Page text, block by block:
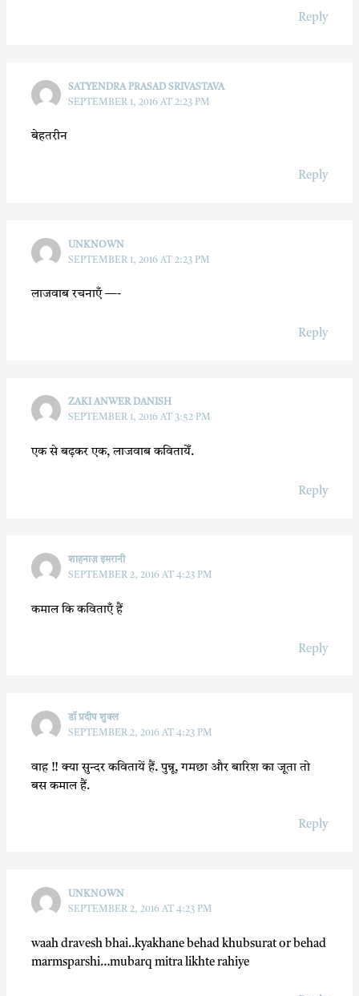
Reply
SATYENDRA PRASAD SRIVASTAVA
SEPTEMBER 1, 2016 AT 2:23 PM
बेहतरीन
Reply
UNKNOWN
SEPTEMBER 1, 2016 AT 2:23 PM
लाजवाब रचनाएँ —-
Reply
ZAKI ANWER DANISH
SEPTEMBER 1, 2016 AT 3:52 PM
एक से बढ़कर एक, लाजवाब कवितायेँ.
Reply
शाहनाज़ इमरानी
SEPTEMBER 2, 2016 AT 4:23 PM
कमाल कि कविताएँ हैं
Reply
डॉ प्रदीप शुक्ल
SEPTEMBER 2, 2016 AT 4:23 PM
वाह !! क्या सुन्दर कवितायें हैं. पुन्नू, गमछा और बारिश का जूता तो
बस कमाल हैं.
Reply
UNKNOWN
SEPTEMBER 2, 2016 AT 4:23 PM
waah dravesh bhai..kyakhane behad khubsurat or behad
marmsparshi…mubarq mitra likhte rahiye